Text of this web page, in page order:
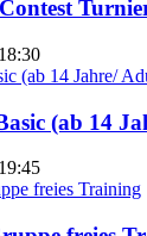
18:30
(ab 14
19:45